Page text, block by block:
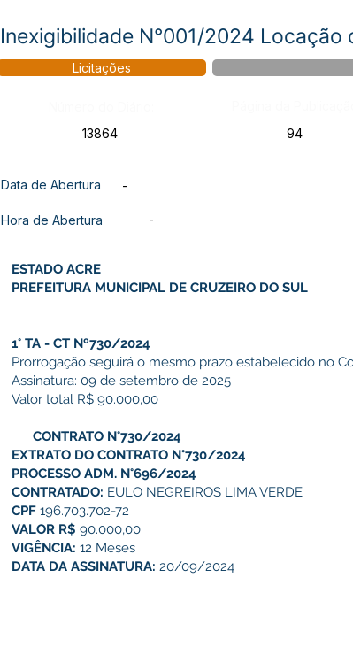
Inexigibilidade N°001/2024
Licitações
13864
94
Data de Abertura -
Hora de Abertura -
ESTADO ACRE
PREFEITURA MUNICIPAL DE CRUZEIRO DO SUL
1° TA - CT Nº730/2024
Prorrogação seguirá o mesmo prazo estabelecido no
Assinatura: 09 de setembro de 2025
Valor total R$ 90.000,00
CONTRATO N°730/2024
EXTRATO DO CONTRATO N°730/2024
PROCESSO ADM. N°696/2024
CONTRATADO: EULO NEGREIROS LIMA VERDE
CPF 196.703.702-72
VALOR R$ 90.000,00
VIGÊNCIA: 12 Meses
DATA DA ASSINATURA: 20/09/2024